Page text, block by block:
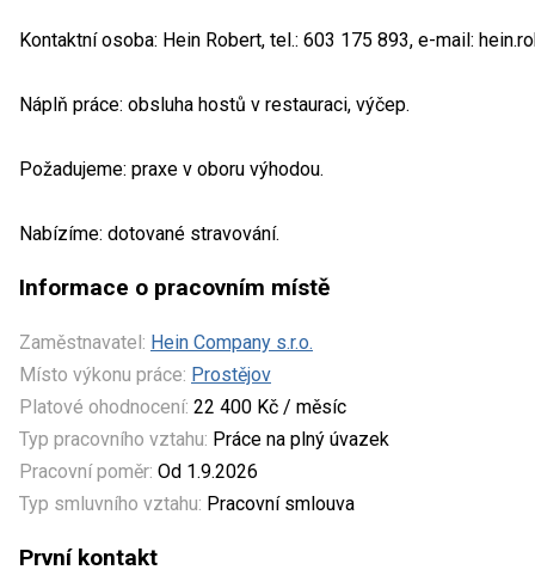
Kontaktní osoba: Hein Robert, tel.: 603 175 893, e-mail:
Náplň práce: obsluha hostů v restauraci, výčep.
Požadujeme: praxe v oboru výhodou.
Nabízíme: dotované stravování.
Informace o pracovním místě
Zaměstnavatel: Hein Company s.r.o.
Místo výkonu práce: Prostějov
Platové ohodnocení: 22 400 Kč / měsíc
Typ pracovního vztahu: Práce na plný úvazek
Pracovní poměr: Od 1.9.2026
Typ smluvního vztahu: Pracovní smlouva
První kontakt